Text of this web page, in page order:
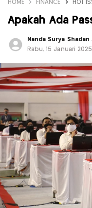
HOME FINANCE HOT
Apakah Ada
Nanda Surya Shadan
Rabu, 15 Januari